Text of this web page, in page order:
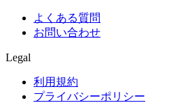
よくある質問
お問い合わせ
Legal
利用規約
プライバシーポリシー